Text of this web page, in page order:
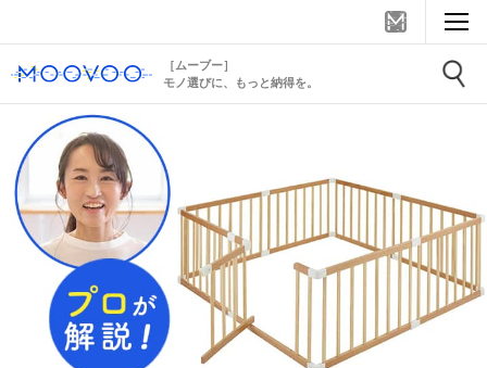
［ムーブー］
モノ選びに、もっと納得を。